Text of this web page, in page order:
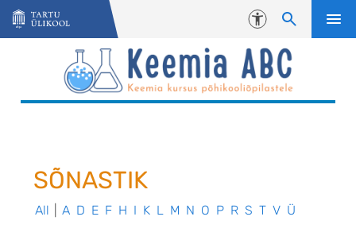
Liigu edasi põhisisu juurde
Juurdepääsetavus
SÕNASTIK
All A D E F H I K L M N O P R S T V Ü